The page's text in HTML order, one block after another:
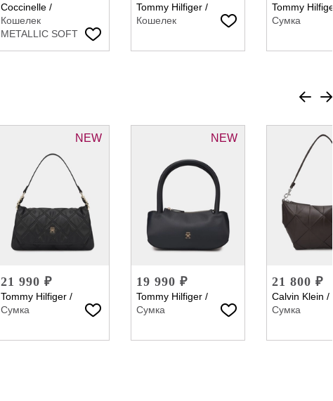
Coccinelle /
Кошелек
METALLIC SOFT
Tommy Hilfiger /
Кошелек
Tommy Hilfiger
Сумка
NEW
21 990 ₽
Tommy Hilfiger /
Сумка
NEW
19 990 ₽
Tommy Hilfiger /
Сумка
21 800 ₽
Calvin Klein /
Сумка